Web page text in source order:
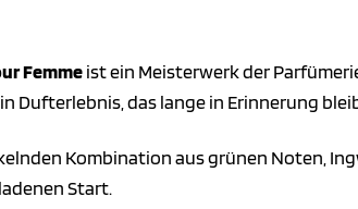
Femmeist ein Meisterwerk der
Dufterlebnis, das lange in Erinnerung
Kombination aus grünen Noten,
Start.